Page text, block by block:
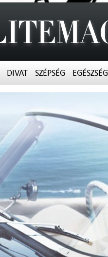
DIVAT SZÉPSÉG EGÉSZSÉG